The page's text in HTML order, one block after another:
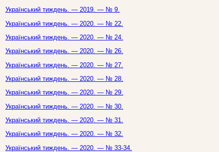
Український тиждень. — 2019. — № 9.
Український тиждень. — 2020. — № 22.
Український тиждень. — 2020. — № 24.
Український тиждень. — 2020. — № 26.
Український тиждень. — 2020. — № 27.
Український тиждень. — 2020. — № 28.
Український тиждень. — 2020. — № 29.
Український тиждень. — 2020. — № 30.
Український тиждень. — 2020. — № 31.
Український тиждень. — 2020. — № 32.
Український тиждень. — 2020. — № 33-34.